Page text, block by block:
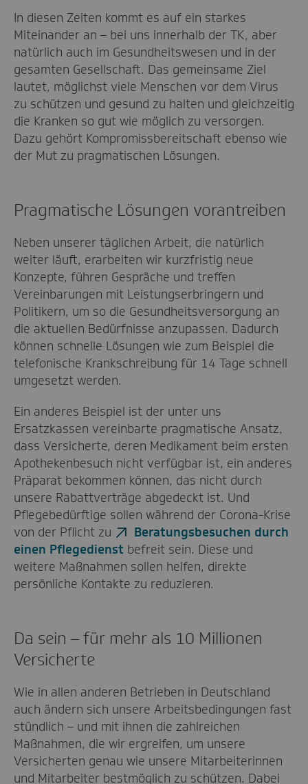
In diesen Zeiten kommt es auf ein starkes
Miteinander an – bei uns innerhalb der TK, aber
natürlich auch im Gesundheitswesen und in der
gesamten Gesellschaft. Das gemeinsame Ziel
lautet, möglichst viele Menschen vor dem Virus
zu schützen und gesund zu halten und gleichzeitig
die Kranken so gut wie möglich zu versorgen.
Dazu gehört Kompromissbereitschaft ebenso wie
der Mut zu pragmatischen Lösungen.
Pragmatische Lösungen vorantreiben
Neben unserer täglichen Arbeit, die natürlich
weiter läuft, erarbeiten wir kurzfristig neue
Konzepte, führen Gespräche und treffen
Vereinbarungen mit Leistungserbringern und
Politikern, um so die Gesundheitsversorgung an
die aktuellen Bedürfnisse anzupassen. Dadurch
können schnelle Lösungen wie zum Beispiel die
telefonische Krankschreibung für 14 Tage schnell
umgesetzt werden.
Ein anderes Beispiel ist der unter uns
Ersatzkassen vereinbarte pragmatische Ansatz,
dass Versicherte, deren Medikament beim ersten
Apothekenbesuch nicht verfügbar ist, ein anderes
Präparat bekommen können, das nicht durch
unsere Rabattverträge abgedeckt ist. Und
Pflegebedürftige sollen während der Corona-Krise
von der Pflicht zu
Beratungsbesuchen durch
einen Pflegedienst befreit sein. Diese und
weitere Maßnahmen sollen helfen, direkte
persönliche Kontakte zu reduzieren.
Da sein – für mehr als 10 Millionen
Versicherte
Wie in allen anderen Betrieben in Deutschland
auch ändern sich unsere Arbeitsbedingungen fast
stündlich – und mit ihnen die zahlreichen
Maßnahmen, die wir ergreifen, um unsere
Versicherten genau wie unsere Mitarbeiterinnen
und Mitarbeiter bestmöglich zu schützen. Dabei